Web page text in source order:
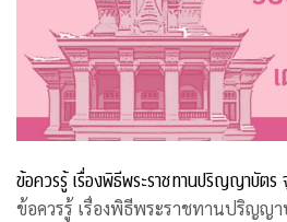
ข้อควรรู้ เรื่องพิธีพระราชทานปริญญาบัตร
ข้อควรรู้ เรื่องพิธีพระราชทานปริญญ